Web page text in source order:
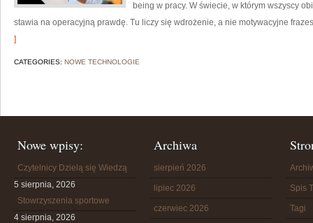
being w pracy. W świecie, w którym wszyscy
stawia na operacyjną prawdę. Tu liczy się wdrożenie, a nie motywacyjne
]
CATEGORIES: NOWE TECHNOLOGIE
Nowe wpisy:
Czytelnicy Dzielą się Wiedzą
5 sierpnia, 2026
Stowrzyszenia sportowe
4 sierpnia, 2026
Archiwa
sierpień 2026
lipiec 2026
czerwiec 2026
Spis
Tagi